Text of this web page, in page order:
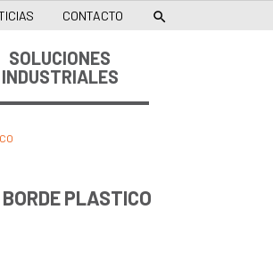
CONTACTO 
SOLUCIONES
INDUSTRIALES
PLASTICO